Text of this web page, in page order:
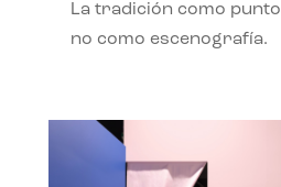
La tradición como
no como escenografía.